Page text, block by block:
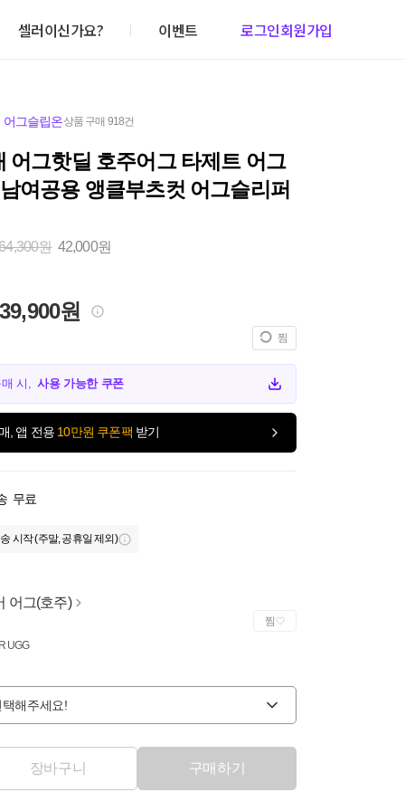
셀러이신가요? 이벤트 로그인회원가입
어그슬립온상품 구매 918건
어그핫딜 호주어그 타제트 어그
여공용 앵클부츠컷 어그슬리퍼
원 42,000원
39,900원
찜
매 시,사용 가능한 쿠폰
, 앱 전용 10만원 쿠폰팩 받기
무료
시작 (주말, 공휴일 제외)
어그(호주)
UGG
찜
해주세요!
장바구니 구매하기